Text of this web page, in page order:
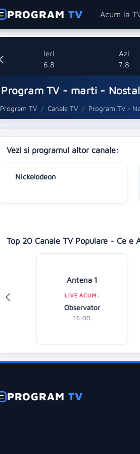
PROGRAMTV Acum la
Ieri
6.8
Azi
7.8
Program TV - marti -
Program TV Canale TV Program TV -
Vezi si programul altor canale:
Nickelodeon
Top 20 Canale TV Populare - Ce e
Antena 1
LIVE ACUM:
Observator
16:00
PROGRAMTV